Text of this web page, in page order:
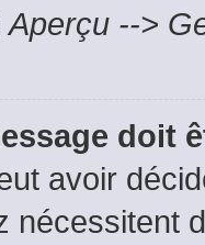
Aperçu -->
doit
avoir
nécessitent